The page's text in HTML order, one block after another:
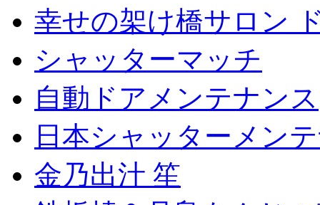
幸せの架け橋サロン
シャッターマッチ
自動ドアメンテナンス
日本シャッターメン
金乃出汁 笙